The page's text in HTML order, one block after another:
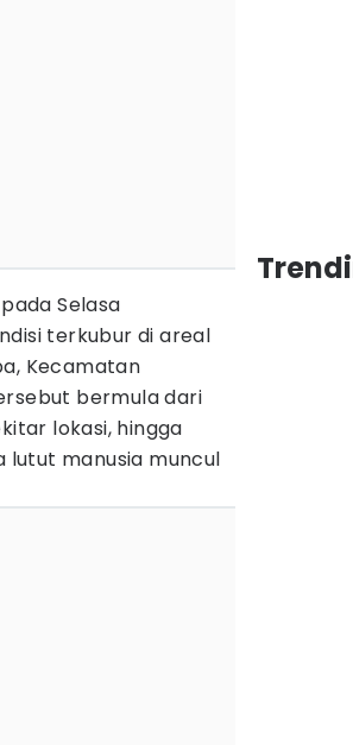
Selasa
terkubur di areal
Kecamatan
bermula dari
lokasi, hingga
lutut manusia muncul